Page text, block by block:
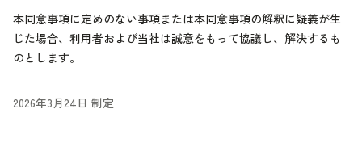
本同意事項に定めのない事項または本同意事項の解釈に疑義が生
じた場合、利用者および当社は誠意をもって協議し、解決するも
のとします。
2026年3月24日 制定